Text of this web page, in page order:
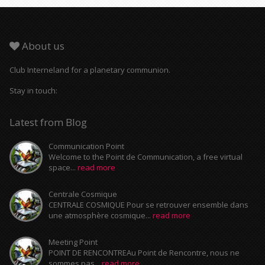
About us
Club Interneland for a planetary communion.
Stay in touch:
Latest from Blog
Communication Point
Welcome to the Point de Communication, a free virtual
space... read more
Centrale Cosmique
CENTRALE COSMIQUE Pour se retrouver ensemble dans
une atmosphère cosmique... read more
Meeting Point
POINT DE RENCONTREAu Point de Rencontre, nous ne